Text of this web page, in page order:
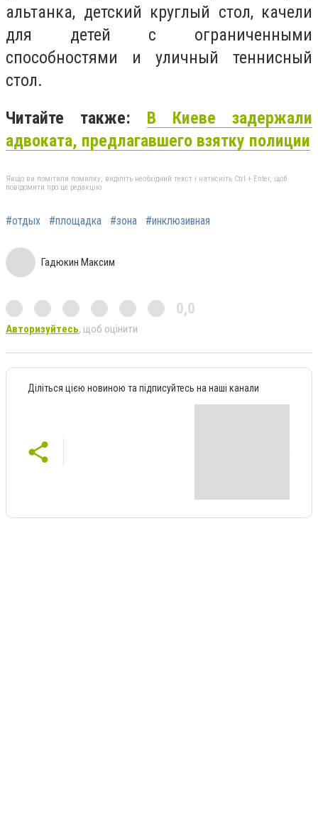
альтанка, детский круглый стол, качели
для детей с ограниченными
способностями и уличный теннисный
стол.
Читайте также: В Киеве задержали
адвоката, предлагавшего взятку полиции
Якщо ви помітили помилку, виділіть необхідний текст і натисніть Ctrl + Enter, щоб
повідомити про це редакцію
#отдых #площадка #зона #инклюзивная
Гадюкин Максим
0,0
Авторизуйтесь, щоб оцінити
Діліться цією новиною та підписуйтесь на наші канали